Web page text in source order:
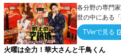
各分野の専門
世の中にある
みたらこうな
論”に若手芸人
TVerで見る
火曜は全力！華大さんと千鳥くん